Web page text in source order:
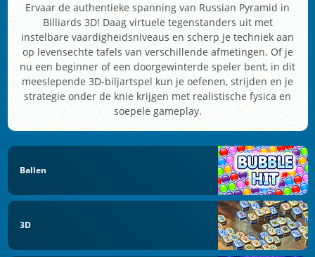
Ervaar de authentieke spanning van Russian Pyramid in
Billiards 3D! Daag virtuele tegenstanders uit met
instelbare vaardigheidsniveaus en scherp je techniek aan
op levensechte tafels van verschillende afmetingen. Of je
nu een beginner of een doorgewinterde speler bent, in dit
meeslepende 3D-biljartspel kun je oefenen, strijden en je
strategie onder de knie krijgen met realistische fysica en
soepele gameplay.
Ballen
3D